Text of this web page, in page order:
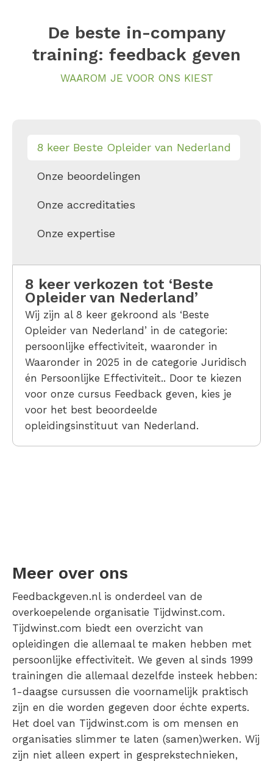
De beste in-company
training: feedback geven
WAAROM JE VOOR ONS KIEST
8 keer Beste Opleider van Nederland
Onze beoordelingen
Onze accreditaties
Onze expertise
8 keer verkozen tot ‘Beste
Opleider van Nederland’
Wij zijn al 8 keer gekroond als ‘Beste
Opleider van Nederland’ in de categorie:
persoonlijke effectiviteit, waaronder in
Waaronder in 2025 in de categorie Juridisch
én Persoonlijke Effectiviteit.. Door te kiezen
voor onze cursus Feedback geven, kies je
voor het best beoordeelde
opleidingsinstituut van Nederland.
Meer over ons
Feedbackgeven.nl is onderdeel van de
overkoepelende organisatie Tijdwinst.com.
Tijdwinst.com biedt een overzicht van
opleidingen die allemaal te maken hebben met
persoonlijke effectiviteit. We geven al sinds 1999
trainingen die allemaal dezelfde insteek hebben:
1-daagse cursussen die voornamelijk praktisch
zijn en die worden gegeven door échte experts.
Het doel van Tijdwinst.com is om mensen en
organisaties slimmer te laten (samen)werken. Wij
zijn niet alleen expert in gesprekstechnieken,